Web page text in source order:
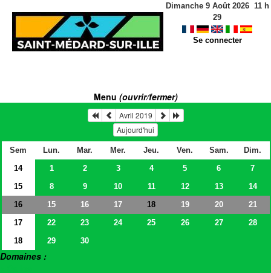
Dimanche 9 Août 2026 11h
29
Se connecter
Menu (ouvrir/fermer)
Avril 2019
Aujourd'hui
Sem Lun. Mar. Mer. Jeu. Ven. Sam.
Dim.
14
1 2 3 4 5 6
7
15
8 9 10 11 12 13
14
16
15 16 17 18 19 20
21
17
22 23 24 25 26 27
28
18
29 30
Domaines :